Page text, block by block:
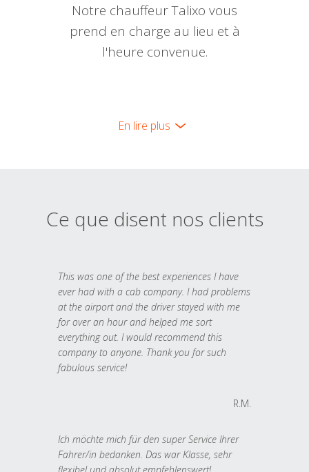
Notre chauffeur Talixo vous
prend en charge au lieu et à
l'heure convenue.
En lire plus
Ce que disent nos clients
This was one of the best experiences I have
ever had with a cab company. I had problems
at the airport and the driver stayed with me
for over an hour and helped me sort
everything out. I would recommend this
company to anyone. Thank you for such
fabulous service!
R.M.
Ich möchte mich für den super Service Ihrer
Fahrer/in bedanken. Das war Klasse, sehr